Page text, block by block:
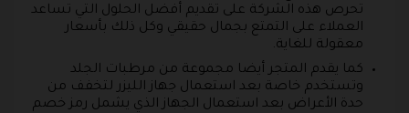
تحرص هذه الشركة على تقديم أفضل الحلول التي تساعد
العملاء على التمتع بجمال حقيقي وكل ذلك بأسعار
معقولة للغاية.
كما يقدم المتجر أيضا مجموعة من مرطبات الجلد
وتستخدم خاصة بعد استعمال جهاز الليزر لتخفف من
حدة الأعراض بعد استعمال الجهاز الذي يشمل رمز خصم